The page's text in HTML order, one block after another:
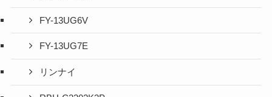
FY-13UG6V
FY-13UG7E
リンナイ